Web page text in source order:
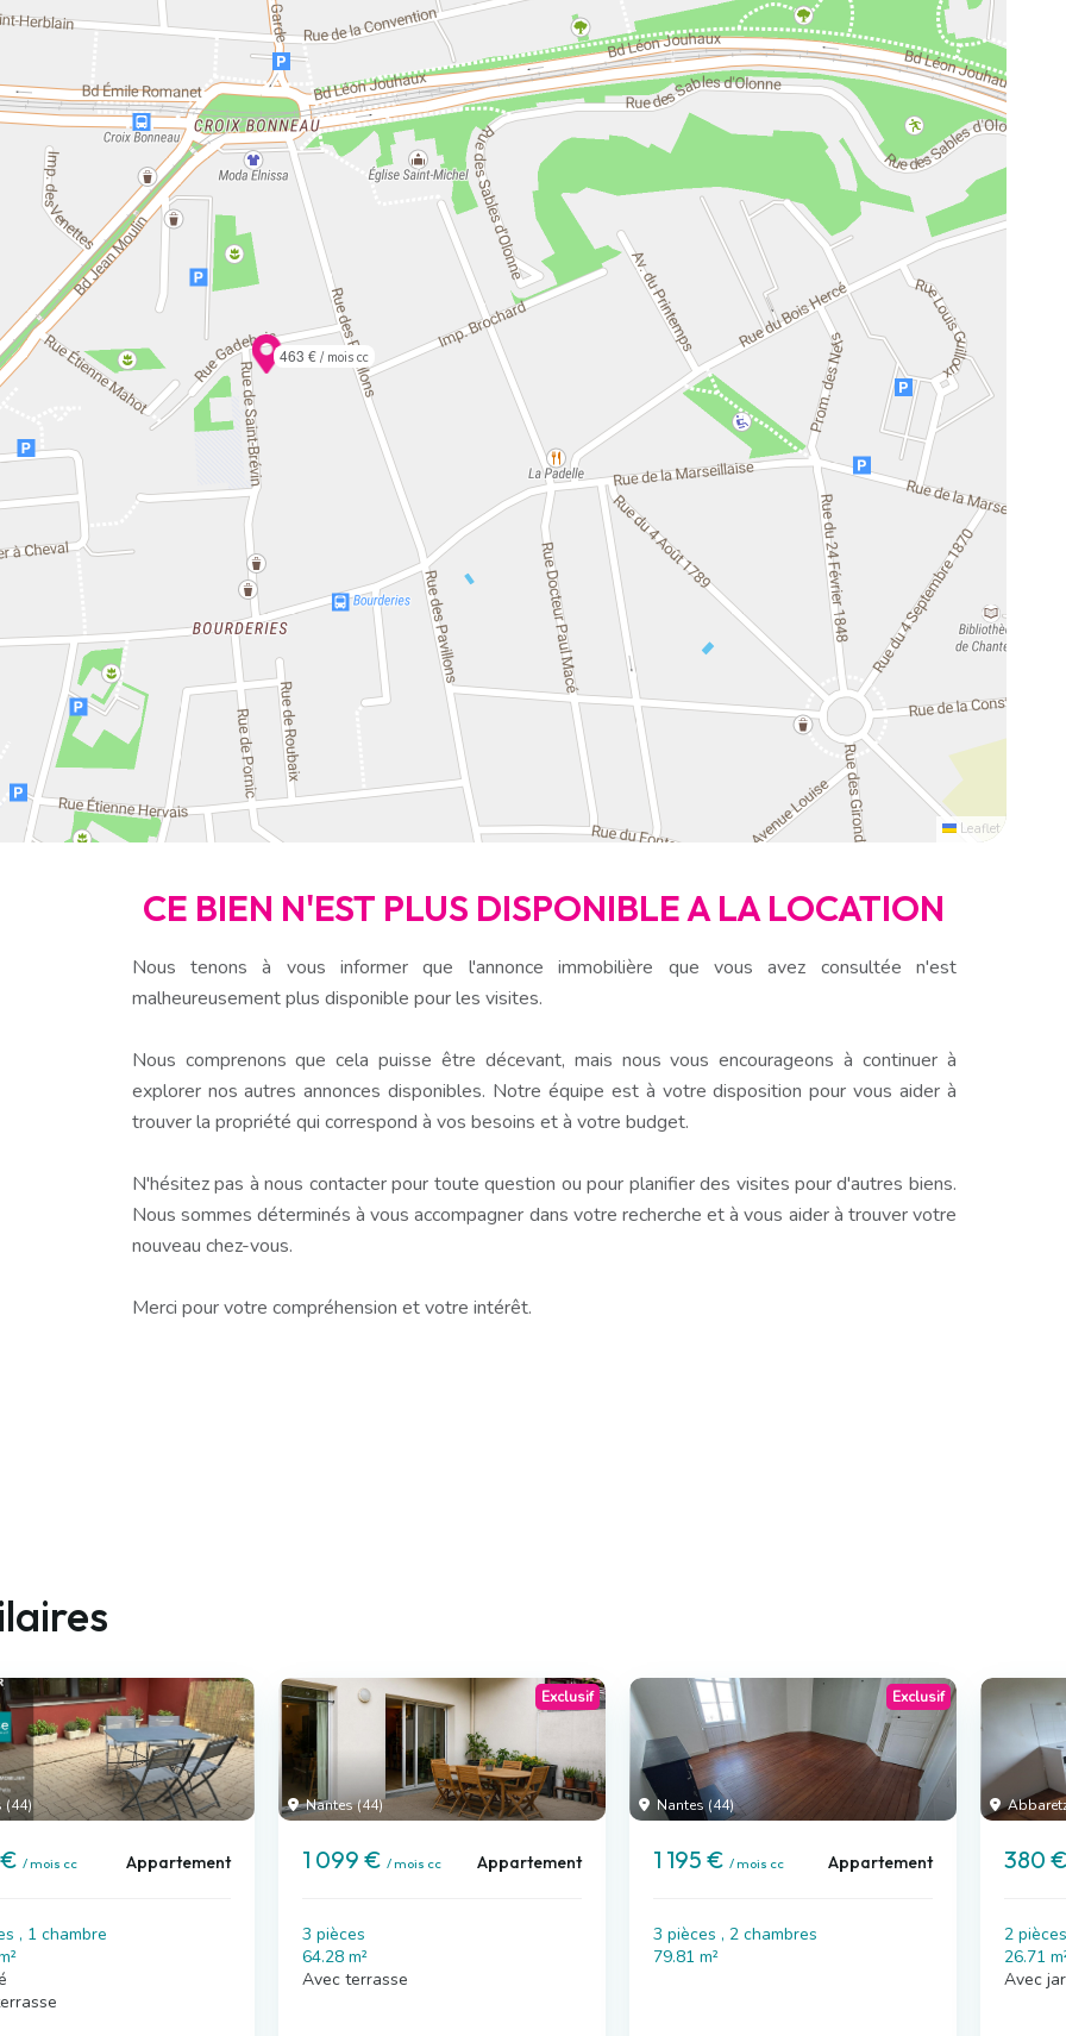
463 € / mois cc
Leaflet
CE BIEN N'EST PLUS DISPONIBLE A LA LOCATION
Nous tenons à vous informer que l'annonce immobilière que vous avez consultée n'est
malheureusement plus disponible pour les visites.
Nous comprenons que cela puisse être décevant, mais nous vous encourageons à continuer à
explorer nos autres annonces disponibles. Notre équipe est à votre disposition pour vous aider à
trouver la propriété qui correspond à vos besoins et à votre budget.
N'hésitez pas à nous contacter pour toute question ou pour planifier des visites pour d'autres biens.
Nous sommes déterminés à vous accompagner dans votre recherche et à vous aider à trouver votre
nouveau chez-vous.
Merci pour votre compréhension et votre intérêt.
(44)
/ mois cc Appartement
, 1 chambre
Nantes (44)
Exclusif
1 099 € / mois cc Appartement
3 pièces
64.28 m²
Avec terrasse
Nantes (44)
Exclusif
1 195 € / mois cc Appartement
3 pièces , 2 chambres
79.81 m²
380
2
26.71
Avec